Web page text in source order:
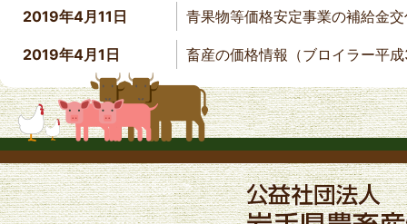
2019年4月11日 青果物等価格安定事業の補給金
2019年4月1日 畜産の価格情報（ブロイラー平